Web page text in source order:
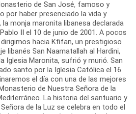
de San José, famoso y
por haber presenciado la vida y
monja maronita libanesa declarada
II el 10 de junio de 2001. A pocos
hacia Kfifan, un prestigioso
libanés San Naamatallah al Hardini,
Iglesia Maronita, sufrió y murió. San
santo por la Iglesia Católica el 16
el día con una de las mejores
de Nuestra Señora de la
La historia del santuario y
de la Luz se celebra en todo el